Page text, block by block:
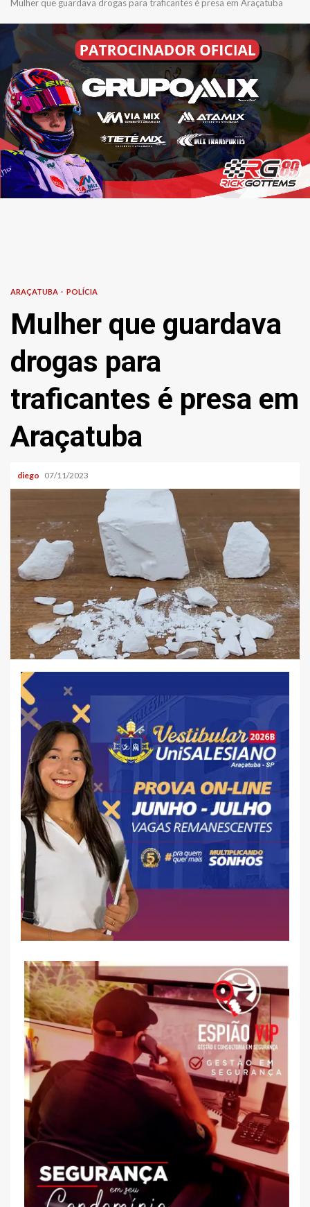
Mulher que guardava drogas para traficantes é presa em Araçatuba
ARAÇATUBA POLÍCIA
Mulher que guardava
drogas para
traficantes é presa em
Araçatuba
diego 07/11/2023